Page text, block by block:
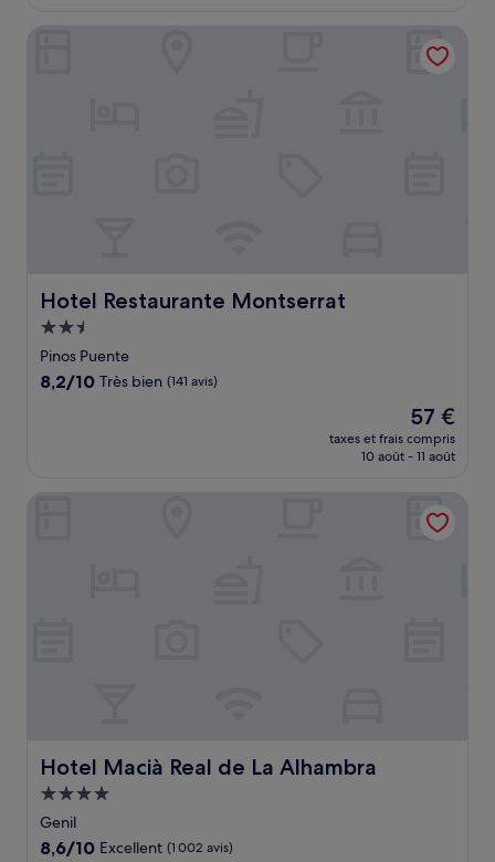
de
43 €
Hotel Restaurante Montserrat
Hotel Restaurante Montserrat
Hébergement
2.5 étoiles
Pinos Puente
8.2
8,2/10 Très bien (141 avis)
Le
nouveau
prix
de
57 €
57 €
taxes et frais compris
10 août - 11 août
Hotel Macià Real de La Alhambra
Hotel Macià Real de La Alhambra
Hébergement
4.0 étoiles
Genil
8.6
8,6/10 Excellent (1 002 avis)